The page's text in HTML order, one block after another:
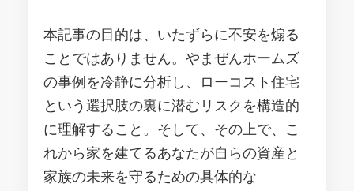
本記事の目的は、いたずらに不安を煽る
ことではありません。やまぜんホームズ
の事例を冷静に分析し、ローコスト住宅
という選択肢の裏に潜むリスクを構造的
に理解すること。そして、その上で、こ
れから家を建てるあなたが自らの資産と
家族の未来を守るための具体的な